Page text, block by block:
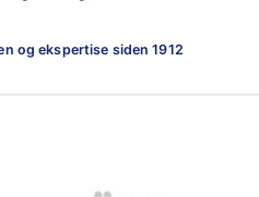
og ekspertise siden 1912